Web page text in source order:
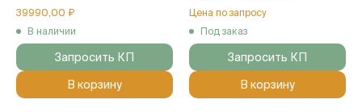
39990,00 ₽
В наличии
Запросить КП
В корзину
Цена по запросу
Под заказ
Запросить КП
В корзину